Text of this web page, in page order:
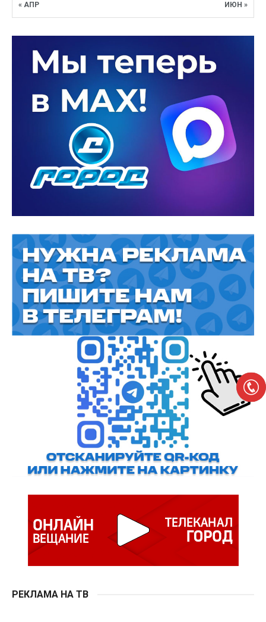
« АПР ИЮН »
РЕКЛАМА НА ТВ